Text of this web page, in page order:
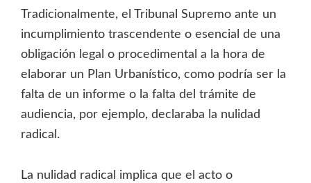
Tradicionalmente, el Tribunal Supremo ante un
incumplimiento trascendente o esencial de una
obligación legal o procedimental a la hora de
elaborar un Plan Urbanístico, como podría ser la
falta de un informe o la falta del trámite de
audiencia, por ejemplo, declaraba la nulidad
radical.
La nulidad radical implica que el acto o